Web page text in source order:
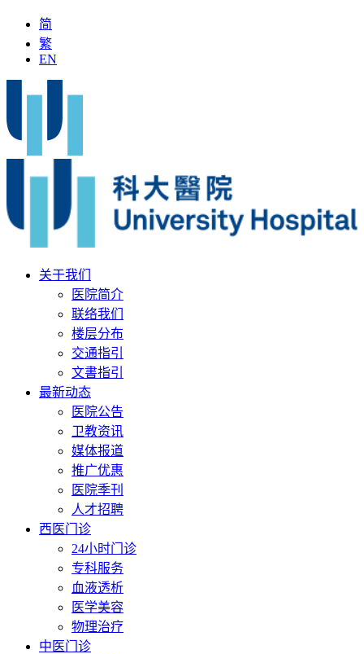
简
繁
EN
关于我们
医院简介
联络我们
楼层分布
交通指引
文書指引
最新动态
医院公告
卫教资讯
媒体报道
推广优惠
医院季刊
人才招聘
西医门诊
24小时门诊
专科服务
血液透析
医学美容
物理治疗
中医门诊